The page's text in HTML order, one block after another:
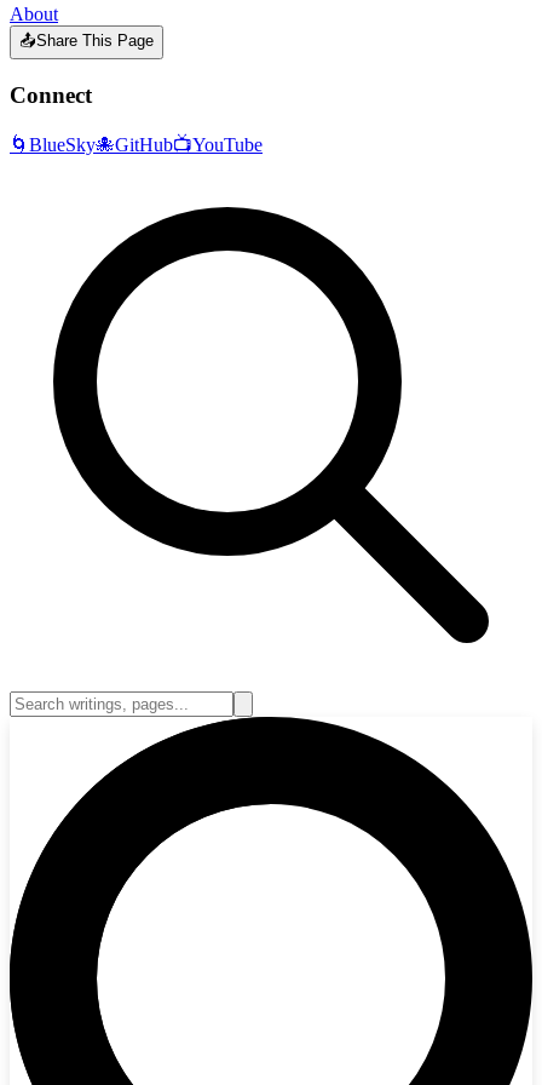
About
📤Share This Page
Connect
🌀 BlueSky🐙GitHub📺YouTube